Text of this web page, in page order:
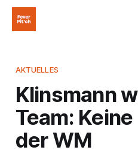
AKTUELLES
Klinsmann
Team:
der WM